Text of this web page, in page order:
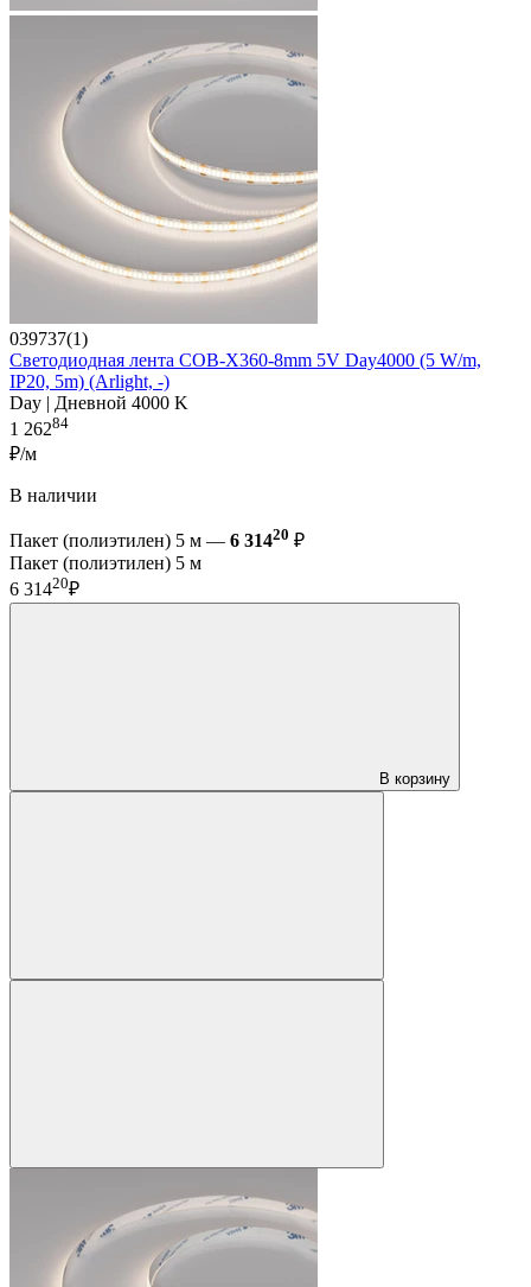
039737(1)
Светодиодная лента COB-X360-8mm 5V Day4000 (5 W/m,
IP20, 5m) (Arlight, -)
Day | Дневной 4000 K
1 26284
₽/м
В наличии
Пакет (полиэтилен) 5 м — 6 31420 ₽
Пакет (полиэтилен) 5 м
6 31420₽
В корзину